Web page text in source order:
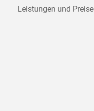
Leistungen und Preise